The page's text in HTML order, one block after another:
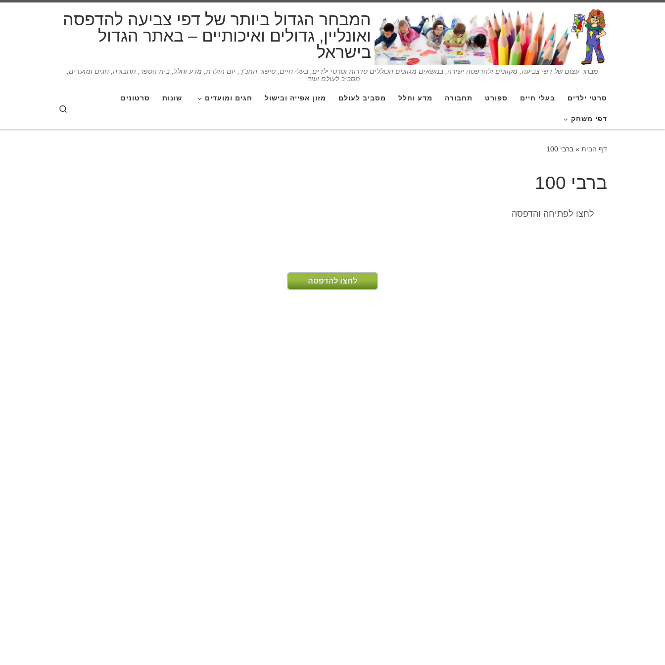
המבחר הגדול ביותר של דפי צביעה להדפסה
ואונליין, גדולים ואיכותיים – באתר הגדול
בישראל
מבחר עצום של דפי צביעה, מקוונים ולהדפסה ישירה, בנושאים מגוונים הכוללים סדרות וסרטי ילדים, בעלי חיים, סיפור התנ"ך, יום הולדת, מדע וחלל, בית הספר, תחבורה, חגים ומועדים,
מסביב לעולם ועוד.
סרטי ילדים בעלי חיים ספורט תחבורה מדע וחלל מסביב לעולם מזון אפייה ובישול חגים ומועדים שונות סרטונים
דפי משחק
דף הבית » ברבי 100
ברבי 100
לחצו לפתיחה והדפסה
לחצו להדפסה